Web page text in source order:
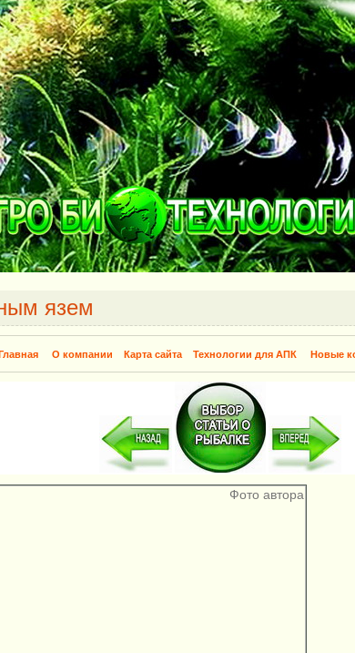
язем
О компании Карта сайта Технологии для АПК Новые